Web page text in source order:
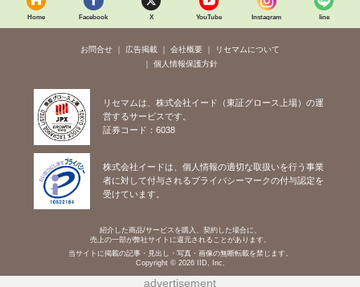
Home Facebook X YouTube Instagram line
お問合せ 広告掲載 会社概要
リセマムについて
個人情報保護方針
リセマムは、株式会社イード（東証グロース上場）の運
営するサービスです。
証券コード：6038
株式会社イードは、個人情報の適切な取扱いを行う事業
者に対して付与されるプライバシーマークの付与認定を
受けています。
紹介した商品/サービスを購入、契約した場合に、
売上の一部が弊社サイトに還元されることがあります。
当サイトに掲載の記事・見出し・写真・画像の無断転載を禁じます。
Copyright © 2026 IID, Inc.
advertisement